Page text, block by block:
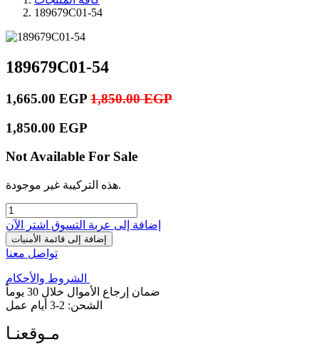
189679C01-54
189679C01-54
1,665.00 EGP 1,850.00EGP
1,850.00 EGP
Not Available For Sale
هذه التركيبة غير موجودة.
إضافة إلى عربة التسوق اشترِ الآن
إضافة إلى قائمة الأمنيات
تواصل معنا
الشروط والأحكام
ضمان إرجاع الأموال خلال 30 يوماً
الشحن: 2-3 أيام عمل